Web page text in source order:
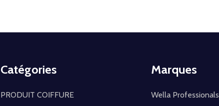
Catégories
PRODUIT COIFFURE
Marques
Wella Professionals